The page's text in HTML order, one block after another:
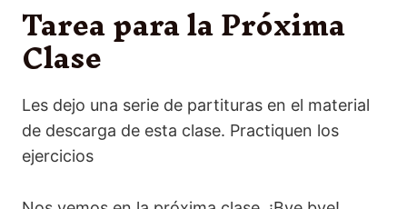
Tarea para la Próxima
Clase
Les dejo una serie de partituras en el material
de descarga de esta clase. Practiquen los
ejercicios